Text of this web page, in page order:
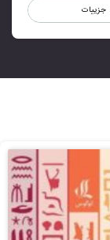
جزییات